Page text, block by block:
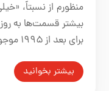
منظورم از نسبتاً،
بیشتر قسمت‌ها به روز
برای بعد از ۱۹۹۵ موجود نیست.
بیشتر بخوانید